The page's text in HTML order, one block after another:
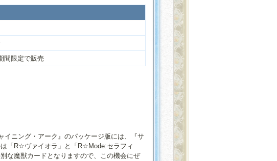
間限定で販売
イニング・アーク』のパッケージ版には、『サ
「R☆ヴァイオラ」と「R☆Mode:セラフィ
な魔獣カードとなりますので、この機会にぜ